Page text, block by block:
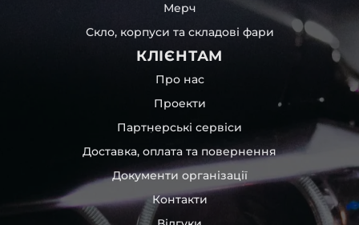
Мерч
Скло, корпуси та складові фари
КЛІЄНТАМ
Про нас
Проекти
Партнерські сервіси
Доставка, оплата та повернення
Документи організації
Контакти